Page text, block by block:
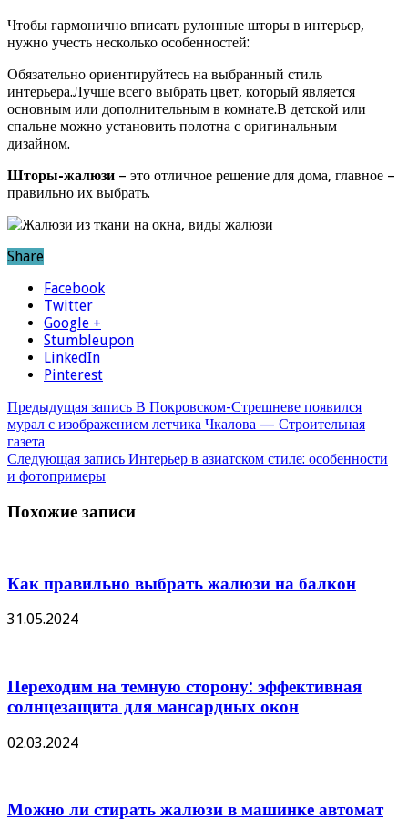
Чтобы гармонично вписать рулонные шторы в интерьер,
нужно учесть несколько особенностей:
Обязательно ориентируйтесь на выбранный стиль
интерьера.Лучше всего выбрать цвет, который является
основным или дополнительным в комнате.В детской или
спальне можно установить полотна с оригинальным
дизайном.
Шторы-жалюзи – это отличное решение для дома, главное –
правильно их выбрать.
Share
Facebook
Twitter
Google +
Stumbleupon
LinkedIn
Pinterest
Предыдущая запись В Покровском-Стрешневе появился
мурал с изображением летчика Чкалова — Строительная
газета
Следующая запись Интерьер в азиатском стиле: особенности
и фотопримеры
Похожие записи
Как правильно выбрать жалюзи на балкон
31.05.2024
Переходим на темную сторону: эффективная
солнцезащита для мансардных окон
02.03.2024
Можно ли стирать жалюзи в машинке автомат